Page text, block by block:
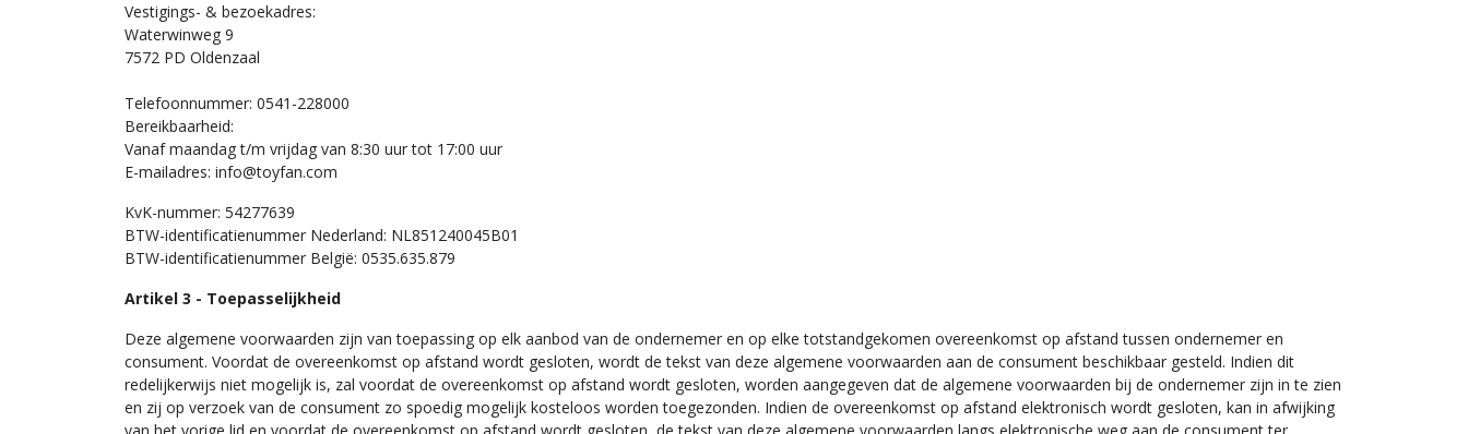
Vestigings- & bezoekadres:
Waterwinweg 9
7572 PD Oldenzaal
Telefoonnummer: 0541-228000
Bereikbaarheid:
Vanaf maandag t/m vrijdag van 8:30 uur tot 17:00 uur
E-mailadres: info@toyfan.com
KvK-nummer: 54277639
BTW-identificatienummer Nederland: NL851240045B01
BTW-identificatienummer België: 0535.635.879
Artikel 3 - Toepasselijkheid
Deze algemene voorwaarden zijn van toepassing op elk aanbod van de ondernemer en op elke totstandgekomen overeenkomst op afstand tussen ondernemer en
consument. Voordat de overeenkomst op afstand wordt gesloten, wordt de tekst van deze algemene voorwaarden aan de consument beschikbaar gesteld. Indien dit
redelijkerwijs niet mogelijk is, zal voordat de overeenkomst op afstand wordt gesloten, worden aangegeven dat de algemene voorwaarden bij de ondernemer zijn in te zien
en zij op verzoek van de consument zo spoedig mogelijk kosteloos worden toegezonden. Indien de overeenkomst op afstand elektronisch wordt gesloten, kan in afwijking